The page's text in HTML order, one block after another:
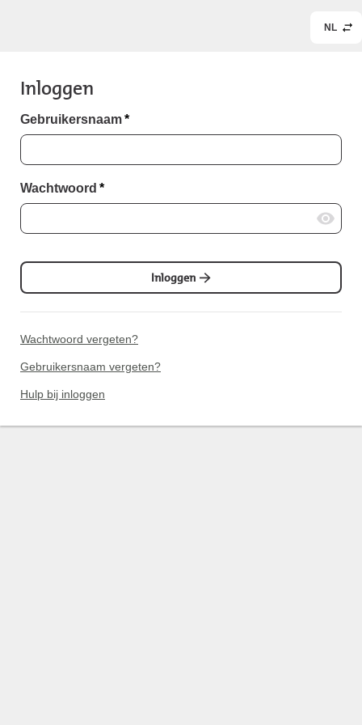
NL
Inloggen
Gebruikersnaam*
Wachtwoord *
Inloggen
Wachtwoord vergeten?
Gebruikersnaam vergeten?
Hulp bij inloggen